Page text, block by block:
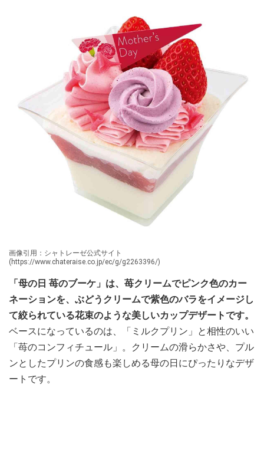
画像引用：シャトレーゼ公式サイト
(https://www.chateraise.co.jp/ec/g/g2263396/)
「母の日 苺のブーケ」は、苺クリームでピンク色のカー
ネーションを、ぶどうクリームで紫色のバラをイメージし
て絞られている花束のような美しいカップデザートです。
ベースになっているのは、「ミルクプリン」と相性のいい
「苺のコンフィチュール」。クリームの滑らかさや、プル
ンとしたプリンの食感も楽しめる母の日にぴったりなデザ
ートです。